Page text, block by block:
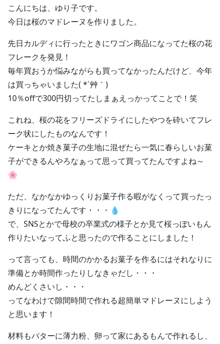
こんにちは、ゆり子です。
今日は桜のマドレーヌを作りました。
先日カルディに行ったときにワゴン商品になってた桜の花
フレークを発見！
毎年買おうか悩みながらも買ってなかったんだけど、今年
は買っちゃいました( *´艸｀)
10％offで300円切ってたしまぁえっかってことで！笑
これね、桜の花をフリーズドライにしたやつを砕いてフレ
ーク状にしたものなんです！
ケーキとか焼き菓子の生地に混ぜたら一気に春らしいお菓
子ができるんやろなぁって思って買ってたんですよね～
🌸
ただ、なかなかゆっくりお菓子作る暇がなくって買ったっ
きりになってたんです・・・💧
で、SNSとかで母校の卒業式の様子とか見て桜っぽいもん
作りたいなってふと思ったので作ることにしました！
って言っても、時間のかかるお菓子を作るにはそれなりに
準備とか時間作ったりしなきゃだし・・・
めんどくさいし・・・
ってなわけで隙間時間で作れる超簡単マドレーヌにしよう
と思います！
材料もバターに薄力粉、卵って家にあるもんで作れるし、